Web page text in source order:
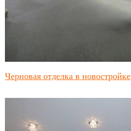
Черновая отделка в новостройке